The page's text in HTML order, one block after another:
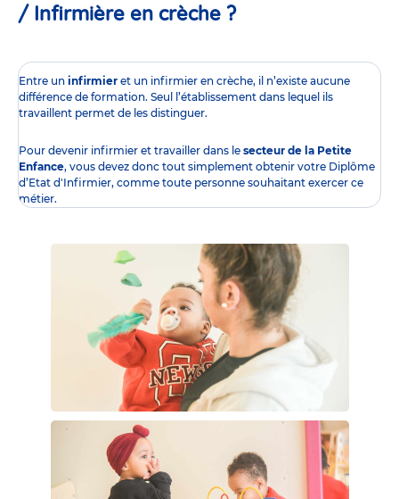
/ Infirmière en crèche ?
Entre un infirmier et un infirmier en crèche, il n’existe aucune
différence de formation. Seul l’établissement dans lequel ils
travaillent permet de les distinguer.
Pour devenir infirmier et travailler dans le secteur de la Petite
Enfance, vous devez donc tout simplement obtenir votre Diplôme
d’Etat d'Infirmier, comme toute personne souhaitant exercer ce
métier.